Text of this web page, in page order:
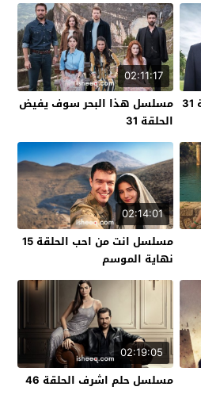
02:11:17
مسلسل هذا البحر سوف يفيض
الحلقة 31
02:14:01
مسلسل انت من احب الحلقة 15
نهاية الموسم
02:19:05
مسلسل حلم اشرف الحلقة 46